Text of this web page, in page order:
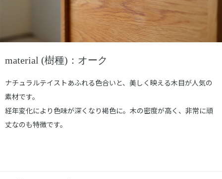
material (樹種)：オーク
ナチュラルテイストあふれる色合いと、美しく映える木目が人気の
素材です。
経年変化により色味が深くなり褐色に。木の密度が高く、非常に頑
丈なのも特徴です。